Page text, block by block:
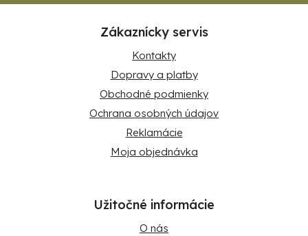
Zákaznícky servis
Kontakty
Dopravy a platby
Obchodné podmienky
Ochrana osobných údajov
Reklamácie
Moja objednávka
Užitočné informácie
O nás